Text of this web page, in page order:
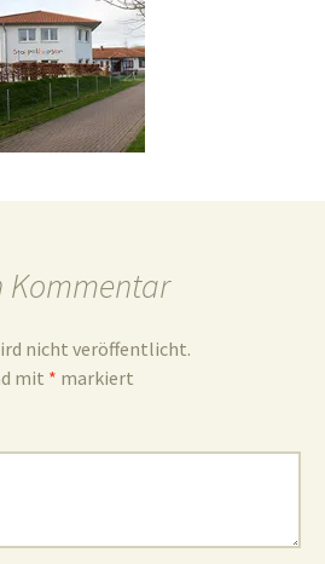
Kommentar
nicht veröffentlicht.
mit * markiert